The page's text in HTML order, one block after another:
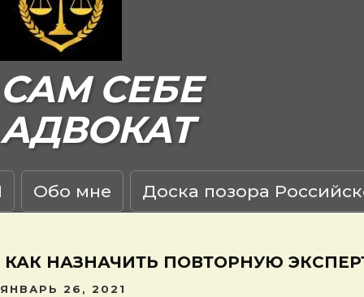
САМ СЕБЕ
АДВОКАТ
Обо мне Доска позора
КАК НАЗНАЧИТЬ ПОВТОРНУЮ
ЯНВАРЬ 26, 2021